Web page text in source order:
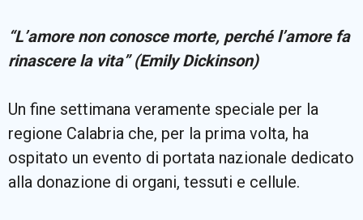
“L’amore non conosce morte, perché l’amore fa
rinascere la vita”(Emily Dickinson)
Un fine settimana veramente speciale per la
regione Calabria che, per la prima volta, ha
ospitato un evento di portata nazionale dedicato
alla donazione di organi, tessuti e cellule.